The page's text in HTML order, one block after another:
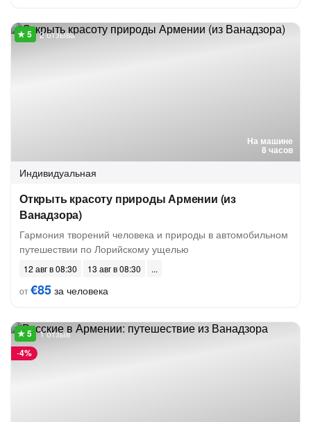
На машине
8 часов
2 отзыва
Индивидуальная
Открыть красоту природы Армении (из
Ванадзора)
Гармония творений человека и природы в автомобильном
путешествии по Лорийскому ущелью
12 авг в 08:30
13 авг в 08:30
от€85 за человека
-4%
1 отзыв